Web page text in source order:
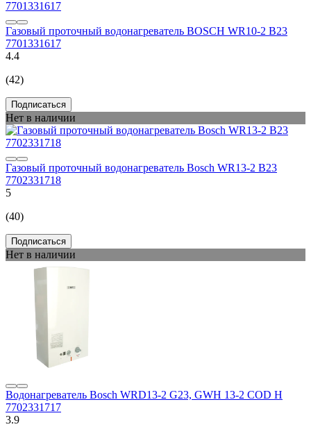
Газовый проточный водонагреватель BOSCH WR10-2 B23
7701331617
4.4
(42)
Подписаться
Нет в наличии
Газовый проточный водонагреватель Bosch WR13-2 B23
7702331718
5
(40)
Подписаться
Нет в наличии
Водонагреватель Bosch WRD13-2 G23, GWH 13-2 COD H
7702331717
3.9